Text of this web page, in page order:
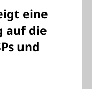
eine
auf die
und